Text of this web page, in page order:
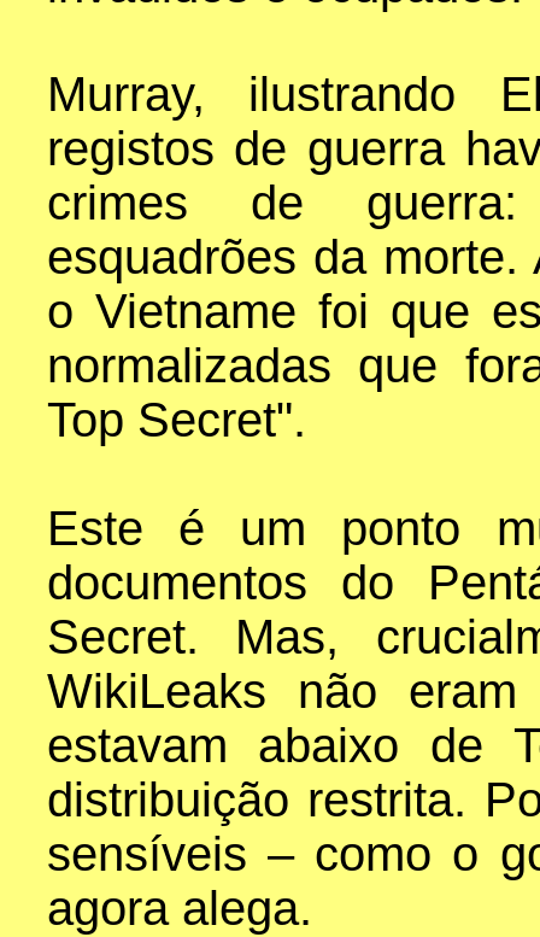
Murray, ilustrando
registos de guerra
crimes de
esquadrões da
o Vietname foi que
normalizadas que
Top Secret".
Este é um ponto
documentos do
Secret. Mas,
WikiLeaks não
estavam abaixo de
distribuição restrita.
sensíveis – como o
agora alega.